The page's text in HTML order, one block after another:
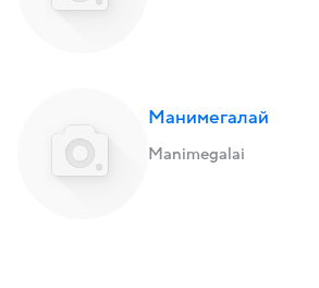
Манимегалай
Manimegalai